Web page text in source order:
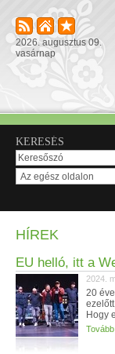
2026. augusztus 09.
vasárnap
KERESÉS
HÍREK
EU helló, itt a
2024.
20
Hogy
Tovább